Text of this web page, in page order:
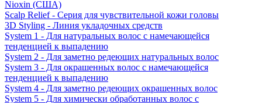
Nioxin (США)
Scalp Relief - Серия для чувствительной кожи головы
3D Styling - Линия укладочных средств
System 1 - Для натуральных волос с намечающейся
тенденцией к выпадению
System 2 - Для заметно редеющих натуральных волос
System 3 - Для окрашенных волос с намечающейся
тенденцией к выпадению
System 4 - Для заметно редеющих окрашенных волос
System 5 - Для химически обработанных волос с